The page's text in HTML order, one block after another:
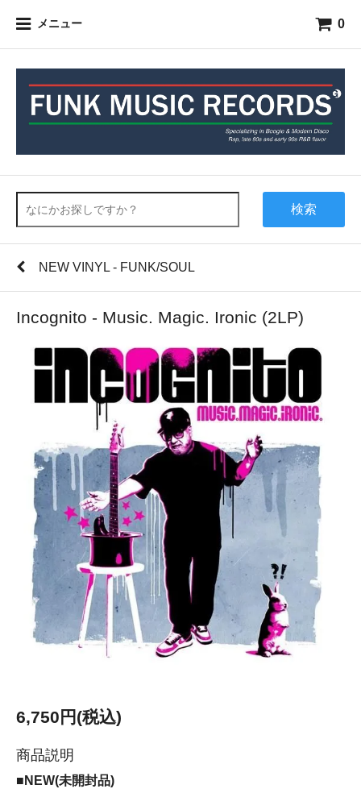
メニュー 0
検索
NEW VINYL - FUNK/SOUL
Incognito - Music. Magic. Ironic (2LP)
6,750円(税込)
商品説明
■NEW(未開封品)